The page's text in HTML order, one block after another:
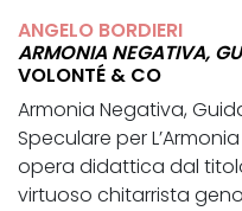
ANGELO BORDIERI
ARMONIA NEGATIVA,
VOLONTÉ & CO
Armonia Negativa,
Speculare per
opera didattica dal
virtuoso chitarrista